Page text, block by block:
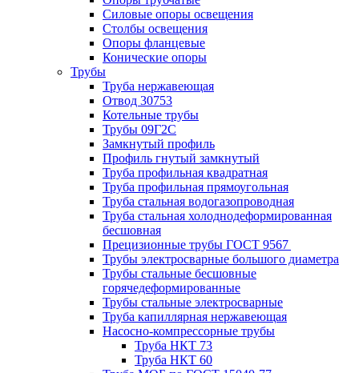
Силовые опоры освещения
Столбы освещения
Опоры фланцевые
Конические опоры
Трубы
Труба нержавеющая
Отвод 30753
Котельные трубы
Трубы 09Г2С
Замкнутый профиль
Профиль гнутый замкнутый
Труба профильная квадратная
Труба профильная прямоугольная
Труба стальная водогазопроводная
Труба стальная холоднодеформированная
бесшовная
Прецизионные трубы ГОСТ 9567
Трубы электросварные большого диаметра
Трубы стальные бесшовные
горячедеформированные
Трубы стальные электросварные
Труба капиллярная нержавеющая
Насосно-компрессорные трубы
Труба НКТ 73
Труба НКТ 60